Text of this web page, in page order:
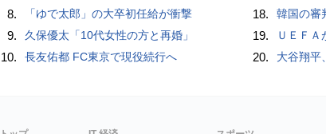
8. 「ゆで太郎」の大卒初任給が衝撃
9. 久保優太「10代女性の方と再婚」
10. 長友佑都 FC東京で現役続行へ
18. 韓国の審
19. ＵＥＦＡがＦＩＦＡ主
20. 大谷翔平、いつの間